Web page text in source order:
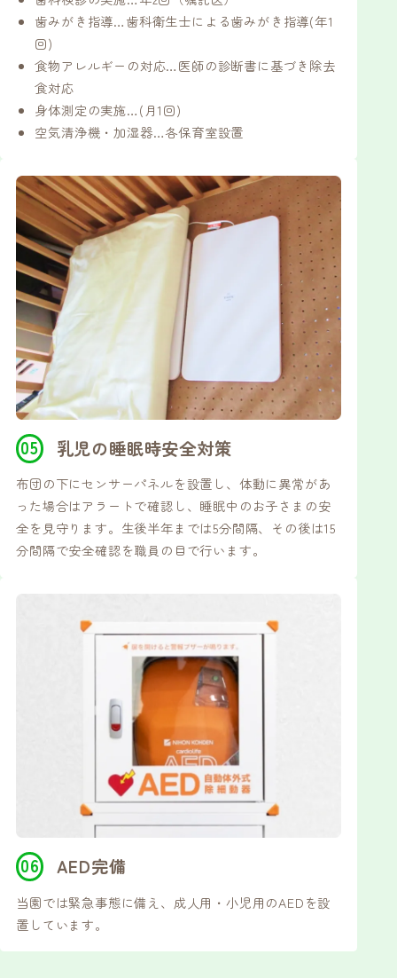
歯みがき指導…歯科衛生士による歯みがき指導(年1
回)
食物アレルギーの対応…医師の診断書に基づき除去
食対応
身体測定の実施…(月1回)
空気清浄機・加湿器…各保育室設置
乳児の睡眠時安全対策
布団の下にセンサーパネルを設置し、体動に異常があ
った場合はアラートで確認し、睡眠中のお子さまの安
全を見守ります。生後半年までは5分間隔、その後は15
分間隔で安全確認を職員の目で行います。
AED完備
当園では緊急事態に備え、成人用・小児用のAEDを設
置しています。